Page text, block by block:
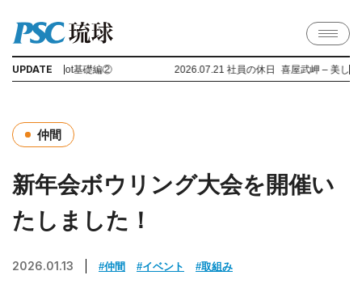
UPDATE
Copilot基礎編② 2026.07.21 社員の休日_喜屋武岬 – 美しい景観
仲間
新年会ボウリング大会を開催い
たしました！
2026.01.13 #仲間 #イベント #取組み